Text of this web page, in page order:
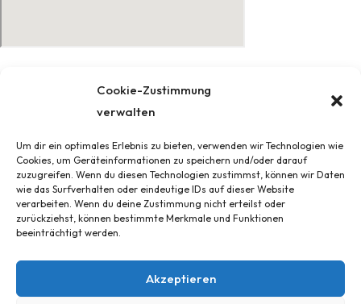
Cookie-Zustimmung
verwalten
Um dir ein optimales Erlebnis zu bieten, verwenden wir Technologien wie
Cookies, um Geräteinformationen zu speichern und/oder darauf
zuzugreifen. Wenn du diesen Technologien zustimmst, können wir Daten
wie das Surfverhalten oder eindeutige IDs auf dieser Website
verarbeiten. Wenn du deine Zustimmung nicht erteilst oder
zurückziehst, können bestimmte Merkmale und Funktionen
beeinträchtigt werden.
Akzeptieren
© 2022 Sticker-Schilder
AGB
Widerrufsbelehrung und -formular
Datenschutz
Cookie-Richtlinie (EU)
Liefer- und Versandbedingungen